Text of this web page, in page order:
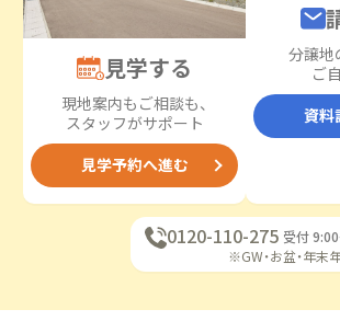
見学する
現地案内もご相談も、
スタッフがサポート
見学予約へ進む
分譲地
ご
資料
0120-110-275 受付
※GW・お盆・年末